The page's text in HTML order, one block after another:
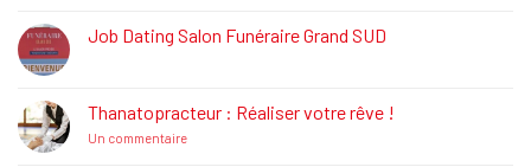
Définition,
Rôle
Job Dating Salon Funéraire Grand SUD
Job
Dating
Salon
Thanatopracteur : Réaliser votre rêve !
Un commentairesur